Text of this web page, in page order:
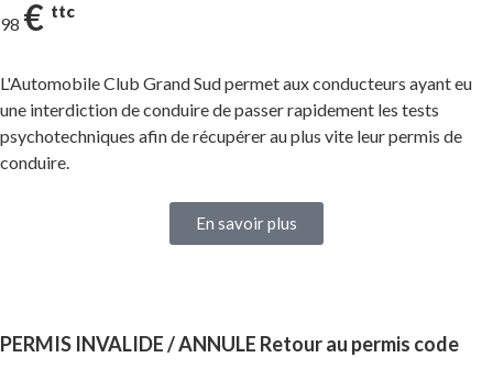
98 € ttc
L'Automobile Club Grand Sud permet aux conducteurs ayant eu
une interdiction de conduire de passer rapidement les tests
psychotechniques afin de récupérer au plus vite leur permis de
conduire.
En savoir plus
PERMIS INVALIDE / ANNULE Retour au permis code